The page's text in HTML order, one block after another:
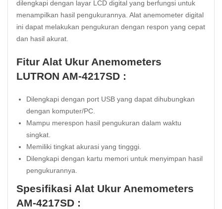
dilengkapi dengan layar LCD digital yang berfungsi untuk
menampilkan hasil pengukurannya. Alat anemometer digital
ini dapat melakukan pengukuran dengan respon yang cepat
dan hasil akurat.
Fitur Alat Ukur Anemometers
LUTRON AM-4217SD :
Dilengkapi dengan port USB yang dapat dihubungkan
dengan komputer/PC.
Mampu merespon hasil pengukuran dalam waktu
singkat.
Memiliki tingkat akurasi yang tingggi.
Dilengkapi dengan kartu memori untuk menyimpan hasil
pengukurannya.
Spesifikasi Alat Ukur Anemometers
AM-4217SD :